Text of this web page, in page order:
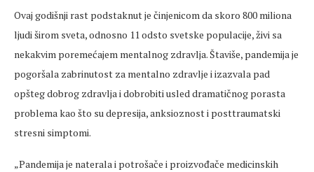
Ovaj godišnji rast podstaknut je činjenicom da skoro 800 miliona
ljudi širom sveta, odnosno 11 odsto svetske populacije, živi sa
nekakvim poremećajem mentalnog zdravlja. Štaviše, pandemija je
pogoršala zabrinutost za mentalno zdravlje i izazvala pad
opšteg dobrog zdravlja i dobrobiti usled dramatičnog porasta
problema kao što su depresija, anksioznost i posttraumatski
stresni simptomi.
„Pandemija je naterala i potrošače i proizvođače medicinskih